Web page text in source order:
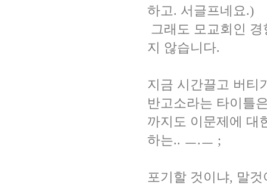
하고. 서글프네요.)
그래도 모교회인
지 않습니다.
지금 시간끌고 버티
반고소라는 타이틀
까지도 이문제에 대
하는.. ㅡ.ㅡ ;
포기할 것이냐, 말